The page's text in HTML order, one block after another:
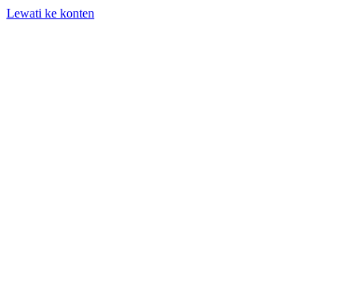
Lewati ke konten